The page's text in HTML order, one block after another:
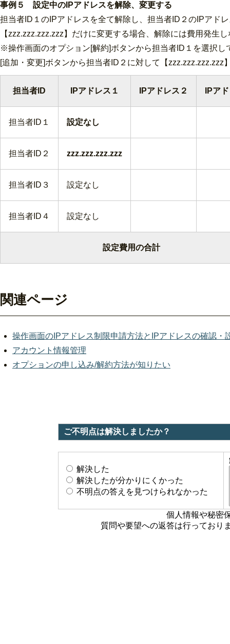
事例５ 設定中のIPアドレスを解除、変更する
担当者ID１のIPアドレスを全て解除し、担当者ID２のIPアド
【zzz.zzz.zzz.zzz】だけに変更する場合、解除には費用発生
※操作画面のオプション[解約]ボタンから担当者ID１を選択し
[追加・変更]ボタンから担当者ID２に対して【zzz.zzz.zzz.zzz
担当者ID IPアドレス１ IPアドレス２ IPア
担当者ID１ 設定なし
担当者ID２ zzz.zzz.zzz.zzz
担当者ID３ 設定なし
担当者ID４ 設定なし
設定費用の合計
関連ページ
操作画面のIPアドレス制限申請方法とIPアドレスの確認・
アカウント情報管理
オプションの申し込み/解約方法が知りたい